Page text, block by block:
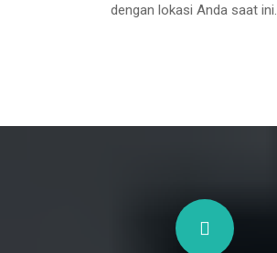
dengan lokasi Anda saat ini.